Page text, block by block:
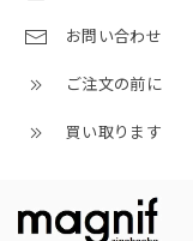
お問い合わせ
ご注文の前に
買い取ります